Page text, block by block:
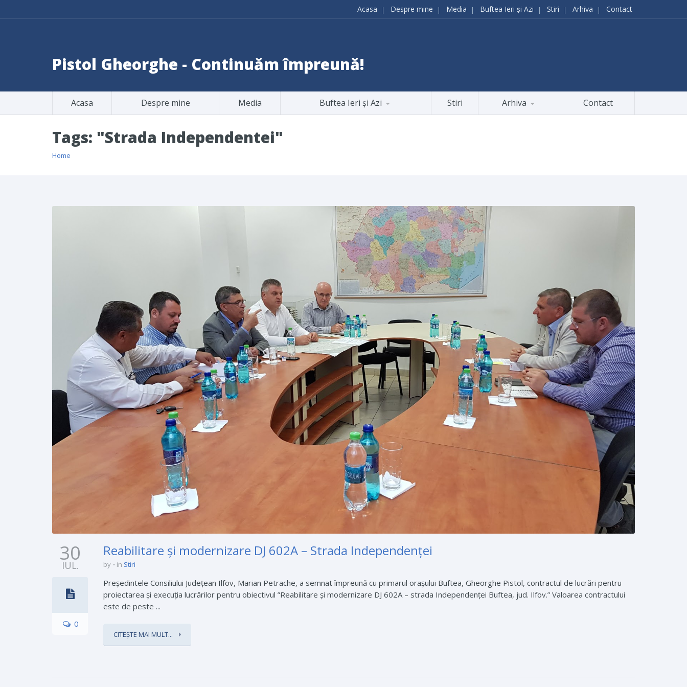
Acasa Despre mine Media Buftea Ieri și Azi Stiri Arhiva Contact
Pistol Gheorghe - Continuăm împreună!
Acasa Despre mine Media Buftea Ieri și Azi Stiri Arhiva Contact
Tags: "Strada Independentei"
Home
30
IUL.
0
Reabilitare și modernizare DJ 602A – Strada Independenței
by in Stiri
Președintele Consiliului Județean Ilfov, Marian Petrache, a semnat împreună cu primarul orașului Buftea, Gheorghe Pistol, contractul de lucrări pentru
proiectarea și execuția lucrărilor pentru obiectivul ”Reabilitare și modernizare DJ 602A – strada Independenței Buftea, jud. Ilfov.” Valoarea contractului
este de peste ...
CITEȘTE MAI MULT...